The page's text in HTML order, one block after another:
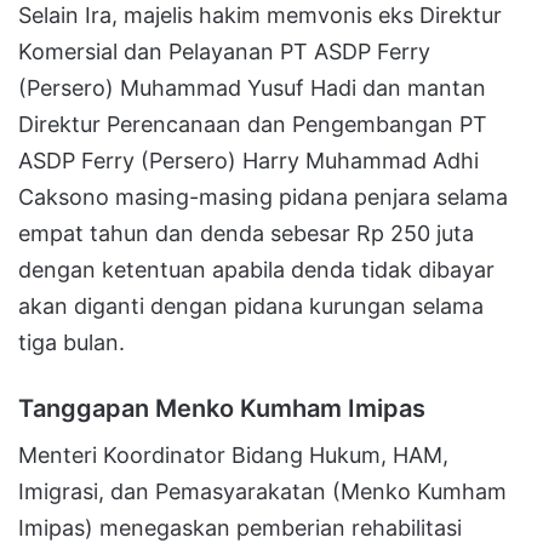
Selain Ira, majelis hakim memvonis eks Direktur
Komersial dan Pelayanan PT ASDP Ferry
(Persero) Muhammad Yusuf Hadi dan mantan
Direktur Perencanaan dan Pengembangan PT
ASDP Ferry (Persero) Harry Muhammad Adhi
Caksono masing-masing pidana penjara selama
empat tahun dan denda sebesar Rp 250 juta
dengan ketentuan apabila denda tidak dibayar
akan diganti dengan pidana kurungan selama
tiga bulan.
Tanggapan Menko Kumham Imipas
Menteri Koordinator Bidang Hukum, HAM,
Imigrasi, dan Pemasyarakatan (Menko Kumham
Imipas) menegaskan pemberian rehabilitasi